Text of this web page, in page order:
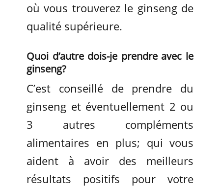
où vous trouverez le ginseng de
qualité supérieure.
Quoi d’autre dois-je prendre avec le
ginseng?
C’est conseillé de prendre du
ginseng et éventuellement 2 ou
3 autres compléments
alimentaires en plus; qui vous
aident à avoir des meilleurs
résultats positifs pour votre